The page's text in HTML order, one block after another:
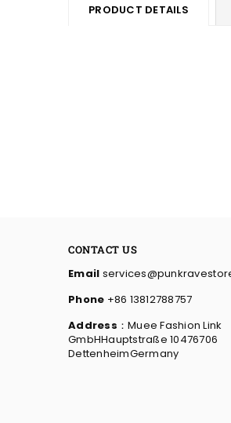
PRODUCT DETAILS
CONTACT US
Email
Phone +86 13812788757
Address ：Muee Fashion Link
GmbHHauptstraße 10476706
DettenheimGermany